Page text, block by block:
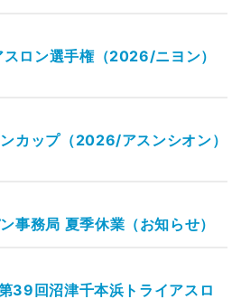
ロン選手権（2026/ニヨン）
カップ（2026/アスンシオン）
事務局 夏季休業（お知らせ）
39回沼津千本浜トライアスロ